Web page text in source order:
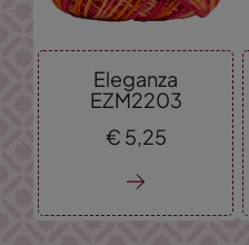
Eleganza
EZM2203
€ 5,25